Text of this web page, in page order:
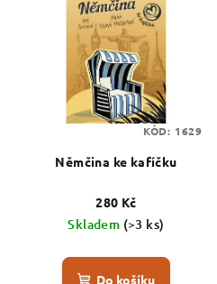
Němčina ke kafíčku
280 Kč
Skladem (>3 ks)
Do košíku
KÓD: 1629